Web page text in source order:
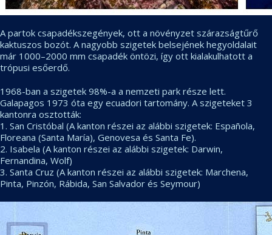
A partok csapadékszegények, ott a növényzet szárazságtűrő
kaktuszos bozót. A nagyobb szigetek belsejének hegyoldalait
már 1000–2000 mm csapadék öntözi, így ott kialakulhatott a
trópusi esőerdő.
1968-ban a szigetek 98%-a a nemzeti park része lett.
Galapagos 1973 óta egy ecuadori tartomány. A szigeteket 3
kantonra osztották:
1. San Cristóbal (A kanton részei az alábbi szigetek: Española,
Floreana (Santa María), Genovesa és Santa Fe).
2. Isabela (A kanton részei az alábbi szigetek: Darwin,
Fernandina, Wolf)
3. Santa Cruz (A kanton részei az alábbi szigetek: Marchena,
Pinta, Pinzón, Rábida, San Salvador és Seymour)